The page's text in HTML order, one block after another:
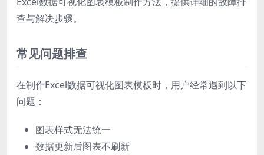
查与解决步骤。
常见问题排查
在制作Excel数据可视化图表模板时，用户经常遇到以下
问题：
图表样式无法统一
数据更新后图表不刷新